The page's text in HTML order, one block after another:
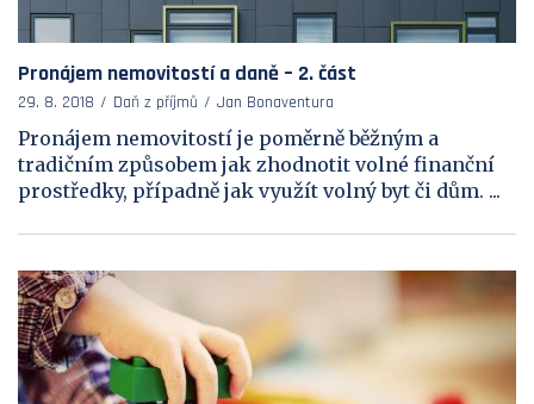
Pronájem nemovitostí a daně – 2. část
29. 8. 2018 Daň z příjmů Jan Bonaventura
Pronájem nemovitostí je poměrně běžným a
tradičním způsobem jak zhodnotit volné finanční
prostředky, případně jak využít volný byt či dům. ...